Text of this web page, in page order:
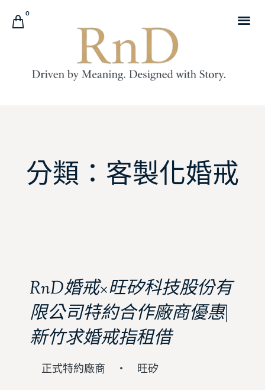
0
分類：客製化婚戒
RnD婚戒×旺矽科技股份有
限公司特約合作廠商優惠|
新竹求婚戒指租借
正式特約廠商 ・ 旺矽